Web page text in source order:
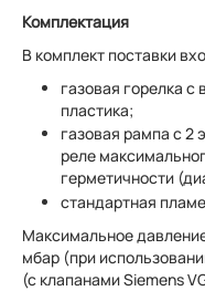
Комплектация
В комплект поставки
газовая горелка
пластика;
газовая рампа с 2
реле
герметичности
стандартная
Максимальное
мбар (при
(с клапанами Siemens